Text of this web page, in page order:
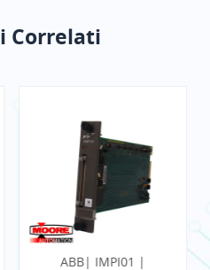
Correlati
ABB| IMPI01 |